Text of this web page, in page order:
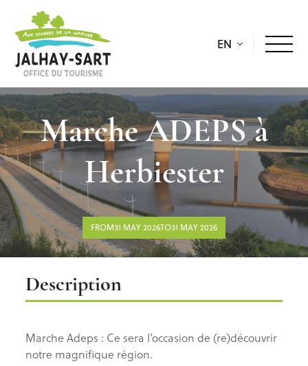
EN
Marche ADEPS à
Herbiester
FROM31 MAY 2026TO31 MAY 2026
Description
Description
Marche Adeps : Ce sera l’occasion de (re)découvrir
notre magnifique région.